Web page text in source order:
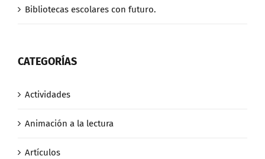
Bibliotecas escolares con futuro.
CATEGORÍAS
Actividades
Animación a la lectura
Artículos